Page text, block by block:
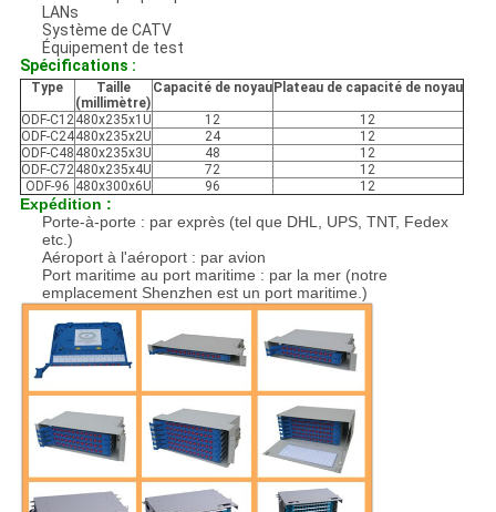
LANs
Système de CATV
Équipement de test
Spécifications :
Type
Taille
(millimètre)
Capacité de noyau Plateau de capacité de noyau
ODF-C12480x235x1U 12
12
ODF-C24480x235x2U 24
12
ODF-C48 480x235x3U 48
12
ODF-C72480x235x4U 72
12
ODF-96 480x300x6U 96 12
Expédition :
Porte-à-porte : par exprès (tel que DHL, UPS, TNT, Fedex
etc.)
Aéroport à l'aéroport : par avion
Port maritime au port maritime : par la mer (notre
emplacement Shenzhen est un port maritime.)